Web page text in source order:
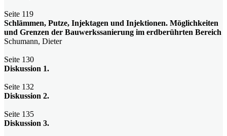
Seite 119
Schlämmen, Putze, Injektagen und Injektionen. Möglichkeiten
und Grenzen der Bauwerkssanierung im erdberührten Bereich
Schumann, Dieter
Seite 130
Diskussion 1.
Seite 132
Diskussion 2.
Seite 135
Diskussion 3.